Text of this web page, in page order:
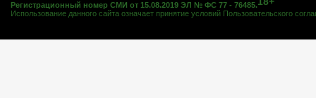
Регистрационный номер СМИ от 15.08.2019 ЭЛ № ФС 77 - 76485.
Использование данного сайта означает принятие условий Пользовательского